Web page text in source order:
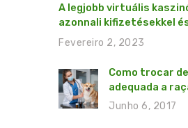
A legjobb virtuális
azonnali kifizetésekkel
bónuszokkal
gyűjtötték össze.
Fevereiro 2, 2023
Como trocar
adequada a
Junho 6, 2017